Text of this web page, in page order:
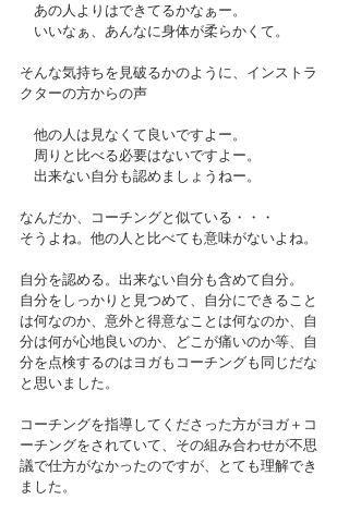
あの人よりはできてるかなぁー。
いいなぁ、あんなに身体が柔らかくて。
そんな気持ちを見破るかのように、インストラ
クターの方からの声
他の人は見なくて良いですよー。
周りと比べる必要はないですよー。
出来ない自分も認めましょうねー。
なんだか、コーチングと似ている・・・
そうよね。他の人と比べても意味がないよね。
自分を認める。出来ない自分も含めて自分。
自分をしっかりと見つめて、自分にできること
は何なのか、意外と得意なことは何なのか、自
分は何が心地良いのか、どこが痛いのか等、自
分を点検するのはヨガもコーチングも同じだな
と思いました。
コーチングを指導してくださった方がヨガ＋コ
ーチングをされていて、その組み合わせが不思
議で仕方がなかったのですが、とても理解でき
ました。